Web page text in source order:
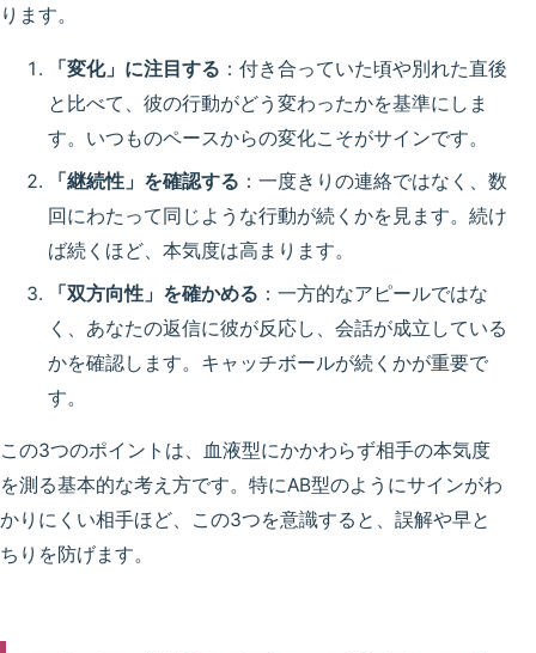
ります。
「変化」に注目する ：付き合っていた頃や別れた直後
と比べて、彼の行動がどう変わったかを基準にしま
す。いつものペースからの変化こそがサインです。
「継続性」を確認する ：一度きりの連絡ではなく、数
回にわたって同じような行動が続くかを見ます。続け
ば続くほど、本気度は高まります。
「双方向性」を確かめる ：一方的なアピールではな
く、あなたの返信に彼が反応し、会話が成立している
かを確認します。キャッチボールが続くかが重要で
す。
この3つのポイントは、血液型にかかわらず相手の本気度
を測る基本的な考え方です。特にAB型のようにサインがわ
かりにくい相手ほど、この3つを意識すると、誤解や早と
ちりを防げます。